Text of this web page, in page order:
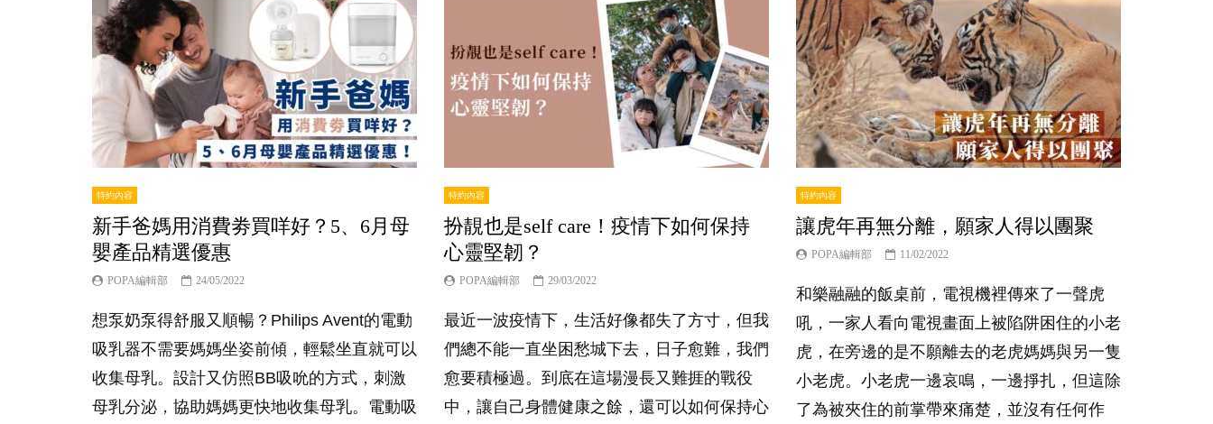
特約內容
新手爸媽用消費劵買咩好？5、6月母
嬰產品精選優惠
POPA編輯部 24/05/2022
想泵奶泵得舒服又順暢？Philips Avent的電動
吸乳器不需要媽媽坐姿前傾，輕鬆坐直就可以
收集母乳。設計又仿照BB吸吮的方式，刺激
母乳分泌，協助媽媽更快地收集母乳。電動吸
特約內容
扮靚也是self care！疫情下如何保持
心靈堅韌？
POPA編輯部 29/03/2022
最近一波疫情下，生活好像都失了方寸，但我
們總不能一直坐困愁城下去，日子愈難，我們
愈要積極過。到底在這場漫長又難捱的戰役
中，讓自己身體健康之餘，還可以如何保持心
特約內容
讓虎年再無分離，願家人得以團聚
POPA編輯部 11/02/2022
和樂融融的飯桌前，電視機裡傳來了一聲虎
吼，一家人看向電視畫面上被陷阱困住的小老
虎，在旁邊的是不願離去的老虎媽媽與另一隻
小老虎。小老虎一邊哀鳴，一邊掙扎，但這除
了為被夾住的前掌帶來痛楚，並沒有任何作